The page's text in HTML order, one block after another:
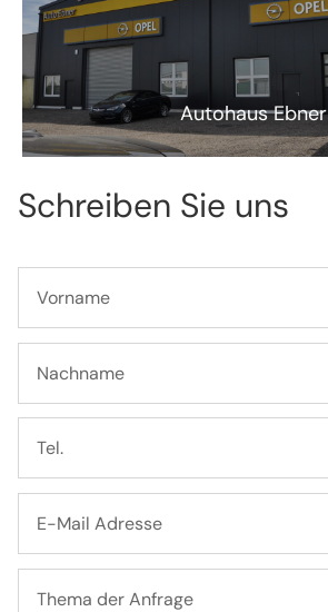
Autohaus Ebner
Schreiben Sie uns